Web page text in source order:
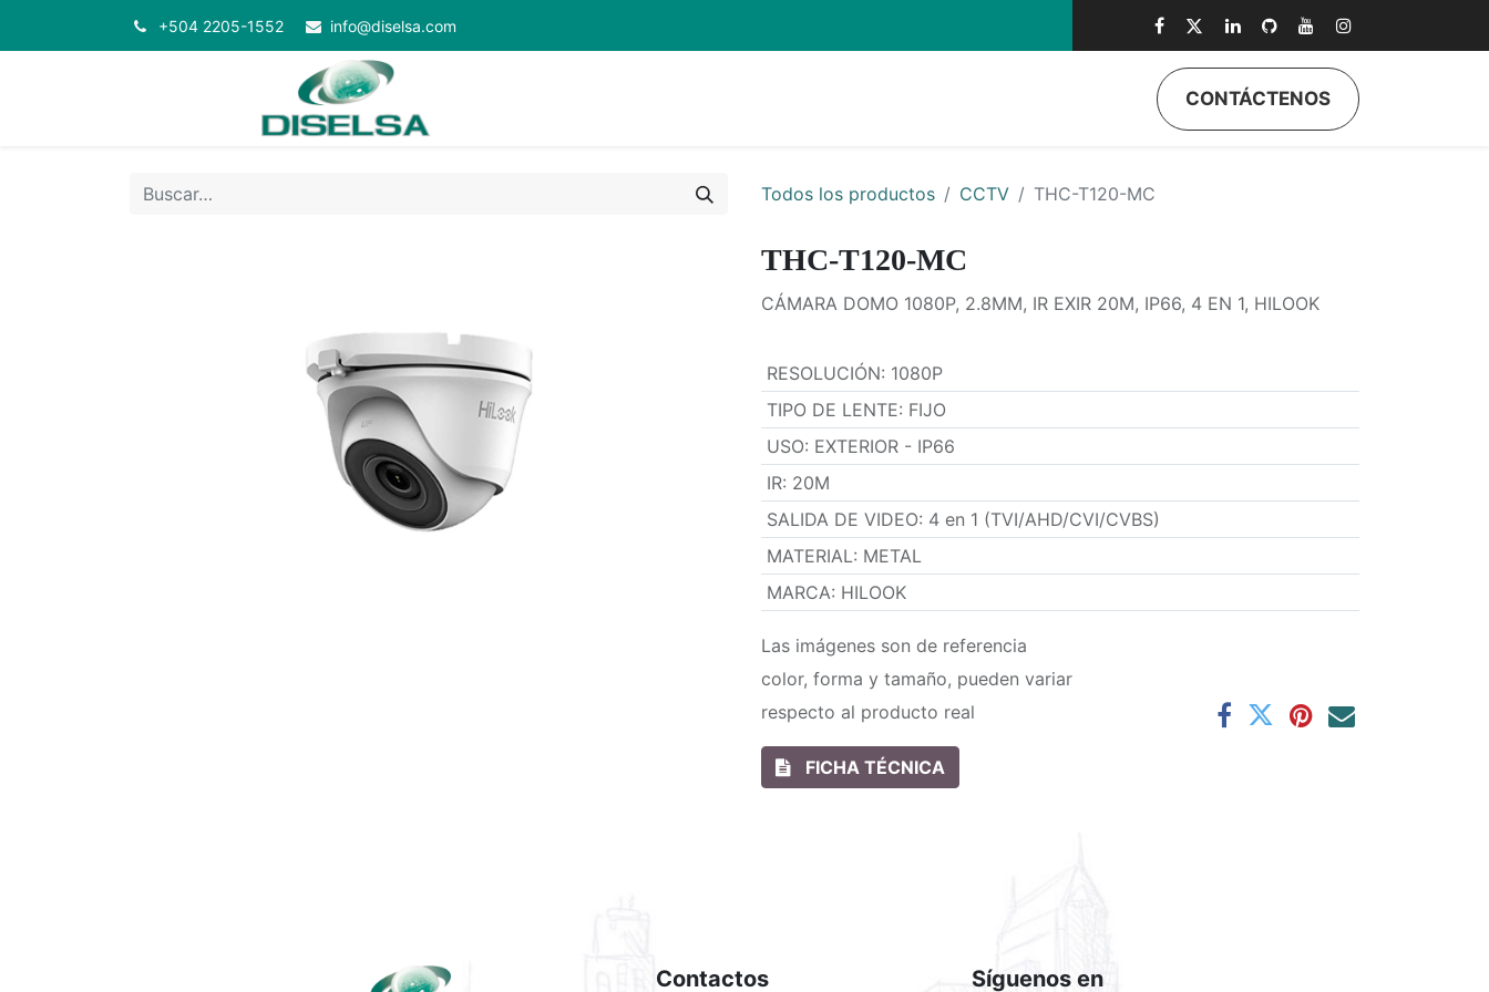
+504 2205-1552 info@diselsa.com
Quiénes Somos Eventos Soporte
CONTÁCTENOS
Todos los productos CCTV THC-T120-MC
THC-T120-MC
CÁMARA DOMO 1080P, 2.8MM, IR EXIR 20M, IP66, 4 EN 1, HILOOK
RESOLUCIÓN: 1080P
TIPO DE LENTE: FIJO
USO: EXTERIOR - IP66
IR: 20M
SALIDA DE VIDEO: 4 en 1 (TVI/AHD/CVI/CVBS)
MATERIAL: METAL
MARCA: HILOOK
Las imágenes son de referencia
color, forma y tamaño, pueden variar
respecto al producto real
FICHA TÉCNICA
Contactos Síguenos en